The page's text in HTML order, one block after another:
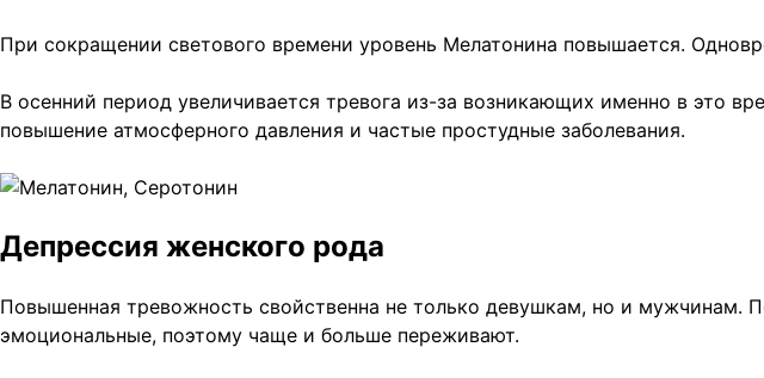
При сокращении светового времени уровень Мелатонина повышается.
В осенний период увеличивается тревога из-за возникающих именно в это
повышение атмосферного давления и частые простудные заболевания.
Депрессия женского рода
Повышенная тревожность свойственна не только девушкам, но и мужчинам.
эмоциональные, поэтому чаще и больше переживают.